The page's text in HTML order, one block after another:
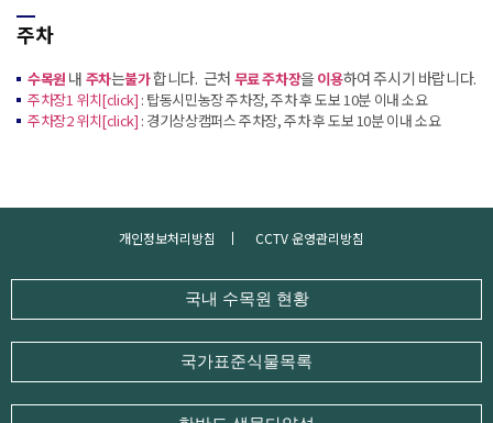
주차
수목원 내 주차는불가합니다. 근처 무료 주차장을 이용하여 주시기 바랍니다.
주차장1 위치[click] : 탑동시민농장 주차장, 주차 후 도보 10분 이내 소요
주차장2 위치[click] : 경기상상캠퍼스 주차장, 주차 후 도보 10분 이내 소요
개인정보처리방침 CCTV 운영관리방침
국내 수목원 현황
국가표준식물목록